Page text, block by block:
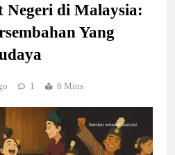
di Malaysia:
Yang
1 8 Mins